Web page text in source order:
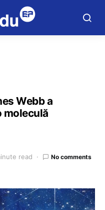
Webb a
moleculă
read No comments